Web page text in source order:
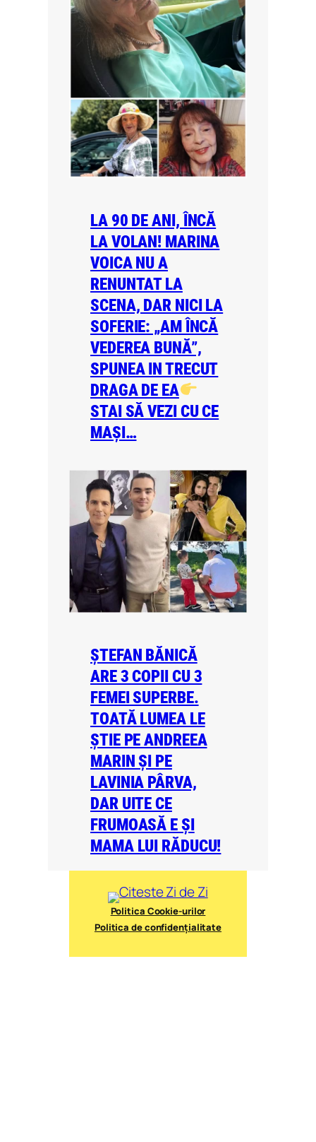
LA 90 DE ANI, ÎNCĂ
LA VOLAN! MARINA
VOICA NU A
RENUNTAT LA
SCENA, DAR NICI LA
SOFERIE: „AM ÎNCĂ
VEDEREA BUNĂ”,
SPUNEA IN TRECUT
DRAGA DE EA
STAI SĂ VEZI CU CE
MAȘI…
ȘTEFAN BĂNICĂ
ARE 3 COPII CU 3
FEMEI SUPERBE.
TOATĂ LUMEA LE
ȘTIE PE ANDREEA
MARIN ȘI PE
LAVINIA PÂRVA,
DAR UITE CE
FRUMOASĂ E ȘI
MAMA LUI RĂDUCU!
Politica Cookie-urilor
Politica de confidențialitate